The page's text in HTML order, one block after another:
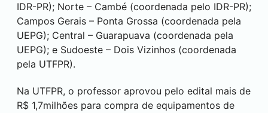
IDR-PR); Norte – Cambé (coordenada pelo IDR-PR);
Campos Gerais – Ponta Grossa (coordenada pela
UEPG); Central – Guarapuava (coordenada pela
UEPG); e Sudoeste – Dois Vizinhos (coordenada
pela UTFPR).
Na UTFPR, o professor aprovou pelo edital mais de
R$ 1,7milhões para compra de equipamentos de